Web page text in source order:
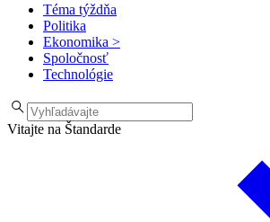
Téma týždňa
Politika
Ekonomika >
Spoločnosť
Technológie
Vitajte na Štandarde